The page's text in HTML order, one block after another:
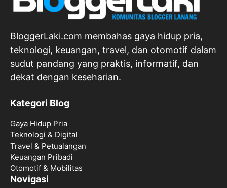
BloggerLaki.com membahas gaya hidup pria,
teknologi, keuangan, travel, dan otomotif dalam
sudut pandang yang praktis, informatif, dan
dekat dengan keseharian.
Kategori Blog
Gaya Hidup Pria
Teknologi & Digital
Travel & Petualangan
Keuangan Pribadi
Otomotif & Mobilitas
Novigasi